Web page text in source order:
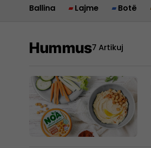
Ballina Lajme Botë
Hummus7 Artikuj